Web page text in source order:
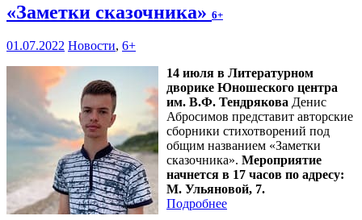
«Заметки сказочника» 6+
01.07.2022 Новости, 6+
14 июля в Литературном
дворике Юношеского центра
им. В.Ф. Тендрякова Денис
Абросимов представит авторские
сборники стихотворений под
общим названием «Заметки
сказочника». Мероприятие
начнется в 17 часов по адресу:
М. Ульяновой, 7.
Подробнее